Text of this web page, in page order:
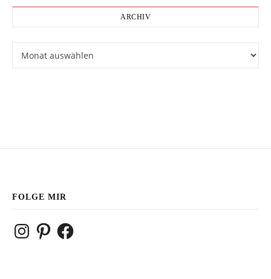
ARCHIV
FOLGE MIR
InstagramPinterestFacebook